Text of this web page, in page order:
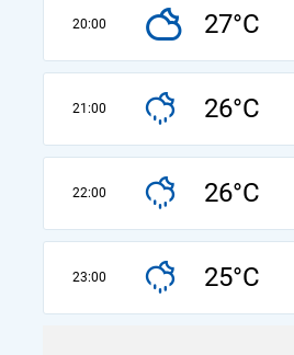
20:00 27°C
21:00 26°C
22:00 26°C
23:00 25°C